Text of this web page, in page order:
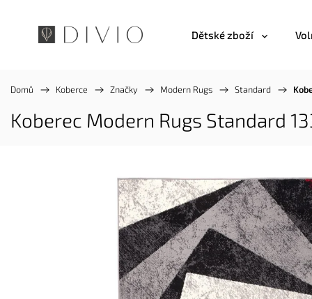
Dětské zboží
Domů / Koberce / Značky / Modern Rugs / Standard /
Koberec Modern Rugs Standard